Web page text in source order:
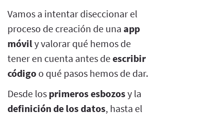
Vamos a intentar diseccionar el
proceso de creación de una app
móvily valorar qué hemos de
tener en cuenta antes deescribir
código o qué pasos hemos de dar.
Desde los primeros esbozosy la
definición de los datos, hasta el